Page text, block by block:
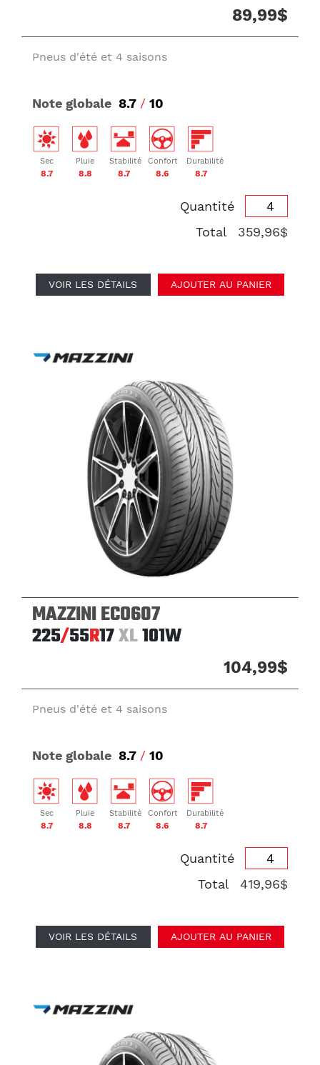
89,99$
Pneus d'été et 4 saisons
Note globale 8.7 / 10
Sec
8.7
Pluie
8.8
Stabilité
8.7
Confort
8.6
Durabilité
8.7
Quantité
Total
359,96$
VOIR LES DÉTAILS AJOUTER AU PANIER
MAZZINI ECO607
225/55R17XL101W
104,99$
Pneus d'été et 4 saisons
Note globale 8.7 / 10
Sec
8.7
Pluie
8.8
Stabilité
8.7
Confort
8.6
Durabilité
8.7
Quantité
Total
419,96$
VOIR LES DÉTAILS AJOUTER AU PANIER